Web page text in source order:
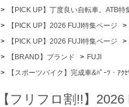
>
【PICK UP】丁度良い自転車。ATB特
> 【PICK UP】2026 FUJI特集ページ >
> 【PICK UP】2026 FUJI特集ページ >
> 【BRAND】ブランド > FUJI
> 【スポーツバイク】完成車&ﾊﾟｰﾂ・ｱｸｾ
【フリフロ割!!】